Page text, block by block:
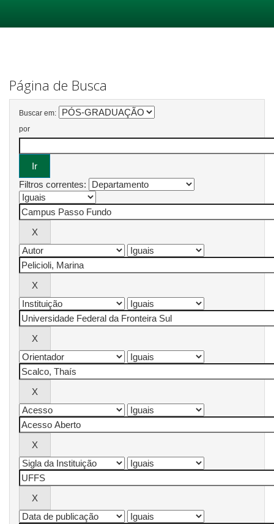
Página de Busca
Buscar em:
por
Filtros correntes: